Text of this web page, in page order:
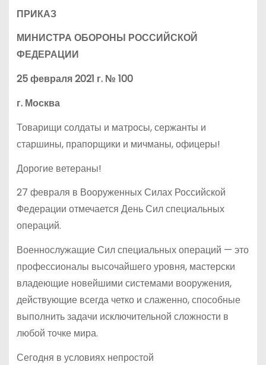
ПРИКАЗ
МИНИСТРА ОБОРОНЫ РОССИЙСКОЙ
ФЕДЕРАЦИИ
25 февраля 2021 г. № 100
г. Москва
Товарищи солдаты и матросы, сержанты и
старшины, прапорщики и мичманы, офицеры!
Дорогие ветераны!
27 февраля в Вооруженных Силах Российской
Федерации отмечается День Сил специальных
операций.
Военнослужащие Сил специальных операций — это
профессионалы высочайшего уровня, мастерски
владеющие новейшими системами вооружения,
действующие всегда четко и слаженно, способные
выполнить задачи исключительной сложности в
любой точке мира.
Сегодня в условиях непростой